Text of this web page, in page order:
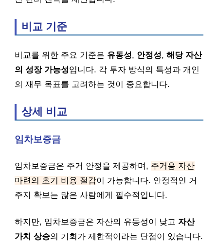
비교 기준
비교를 위한 주요 기준은 유동성, 안정성, 해당 자산
의 성장 가능성입니다. 각 투자 방식의 특성과 개인
의 재무 목표를 고려하는 것이 중요합니다.
상세 비교
임차보증금
임차보증금은 주거 안정을 제공하며, 주거용 자산
마련의 초기 비용 절감이 가능합니다. 안정적인 거
주지 확보는 많은 사람에게 필수적입니다.
하지만, 임차보증금은 자산의 유동성이 낮고 자산
가치 상승의 기회가 제한적이라는 단점이 있습니다.